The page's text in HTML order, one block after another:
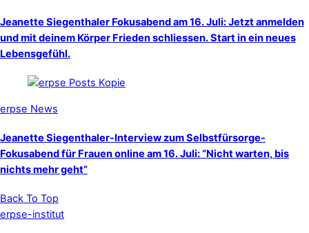
Jeanette Siegenthaler Fokusabend am 16. Juli: Jetzt anmelden
und mit deinem Körper Frieden schliessen. Start in ein neues
Lebensgefühl.
erpse News
Jeanette Siegenthaler-Interview zum Selbstfürsorge-
Fokusabend für Frauen online am 16. Juli: “Nicht warten, bis
nichts mehr geht”
Back To Top
erpse-institut